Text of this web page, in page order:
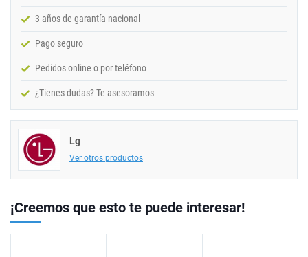
3 años de garantía nacional
Pago seguro
Pedidos online o por teléfono
¿Tienes dudas? Te asesoramos
Lg
Ver otros productos
¡Creemos que esto te puede interesar!